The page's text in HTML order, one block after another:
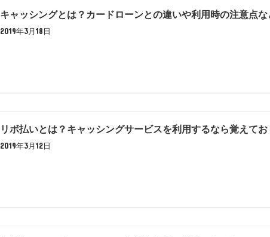
キャッシングとは？カードローンとの違いや利用時の注意点
2019年3月18日
リボ払いとは？キャッシングサービスを利用するなら覚えてお
2019年3月12日